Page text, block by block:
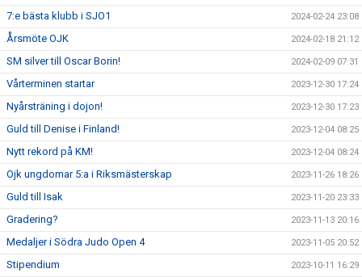
7:e bästa klubb i SJO1 2024-02-24 23:08
Årsmöte OJK 2024-02-18 21:12
SM silver till Oscar Borin! 2024-02-09 07:31
Vårterminen startar 2023-12-30 17:24
Nyårsträning i dojon! 2023-12-30 17:23
Guld till Denise i Finland! 2023-12-04 08:25
Nytt rekord på KM! 2023-12-04 08:24
Ojk ungdomar 5:a i Riksmästerskap 2023-11-26 18:26
Guld till Isak 2023-11-20 23:33
Gradering? 2023-11-13 20:16
Medaljer i Södra Judo Open 4 2023-11-05 20:52
Stipendium 2023-10-11 16:29